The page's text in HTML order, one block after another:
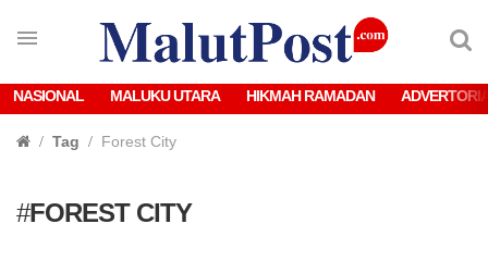
NASIONAL MALUKU UTARA HIKMAH RAMADAN
Tag Forest City
#FOREST CITY